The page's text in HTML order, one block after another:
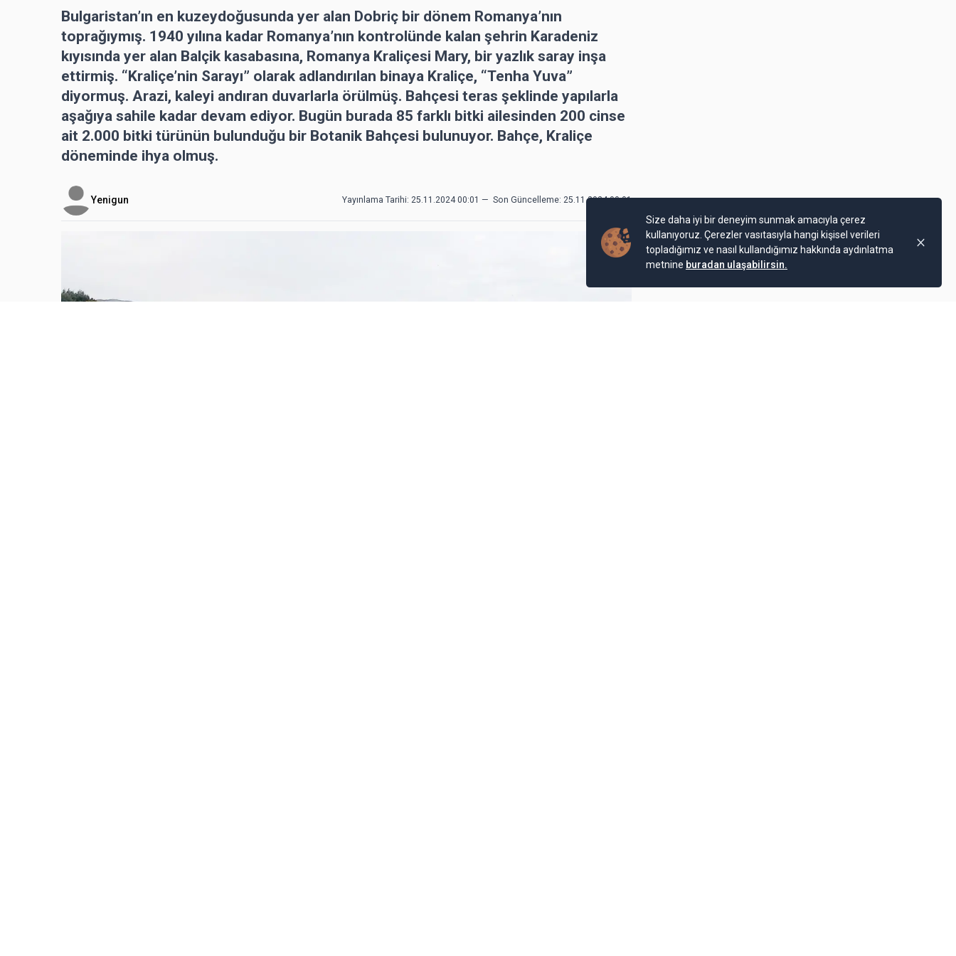
Bulgaristan’ın en kuzeydoğusunda yer alan Dobriç bir dönem Romanya’nın
toprağıymış. 1940 yılına kadar Romanya’nın kontrolünde kalan şehrin Karadeniz
kıyısında yer alan Balçik kasabasına, Romanya Kraliçesi Mary, bir yazlık saray inşa
ettirmiş. “Kraliçe’nin Sarayı” olarak adlandırılan binaya Kraliçe, “Tenha Yuva”
diyormuş. Arazi, kaleyi andıran duvarlarla örülmüş. Bahçesi teras şeklinde yapılarla
aşağıya sahile kadar devam ediyor. Bugün burada 85 farklı bitki ailesinden 200 cinse
ait 2.000 bitki türünün bulunduğu bir Botanik Bahçesi bulunuyor. Bahçe, Kraliçe
döneminde ihya olmuş.
Yenigun Yayınlama Tarihi: 25.11.2024 00:01 — Son Güncelleme: 25.11.2024 00:01
Size daha iyi bir deneyim sunmak amacıyla çerez
kullanıyoruz. Çerezler vasıtasıyla hangi kişisel verileri
topladığımız ve nasıl kullandığımız hakkında aydınlatma
metnine buradan ulaşabilirsin.